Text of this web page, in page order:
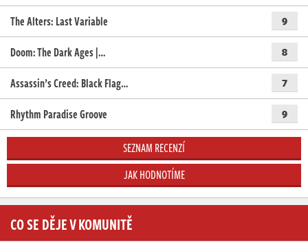
The Alters: Last Variable 9
Doom: The Dark Ages |… 8
Assassin’s Creed: Black Flag… 7
Rhythm Paradise Groove 9
SEZNAM RECENZÍ
JAK HODNOTÍME
CO SE DĚJE V KOMUNITĚ